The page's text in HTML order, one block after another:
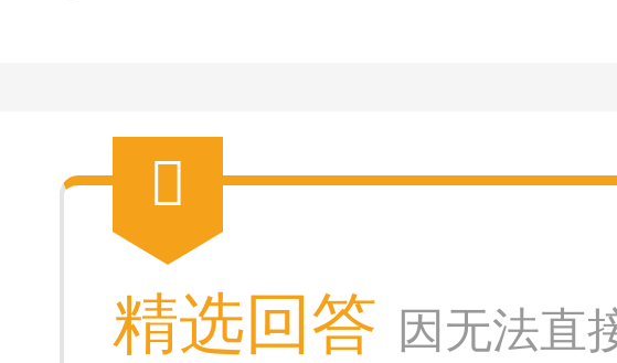
精选回答 因无法直